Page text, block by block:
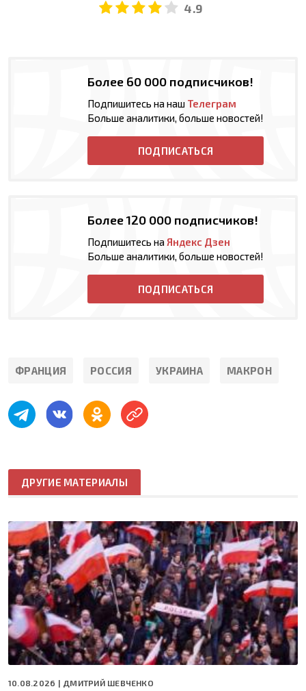
4.9
Более 60 000 подписчиков!
Подпишитесь на наш Телеграм
Больше аналитики, больше новостей!
ПОДПИСАТЬСЯ
Более 120 000 подписчиков!
Подпишитесь на Яндекс Дзен
Больше аналитики, больше новостей!
ПОДПИСАТЬСЯ
ФРАНЦИЯ РОССИЯ УКРАИНА МАКРОН
ДРУГИЕ МАТЕРИАЛЫ
10.08.2026 | ДМИТРИЙ ШЕВЧЕНКО